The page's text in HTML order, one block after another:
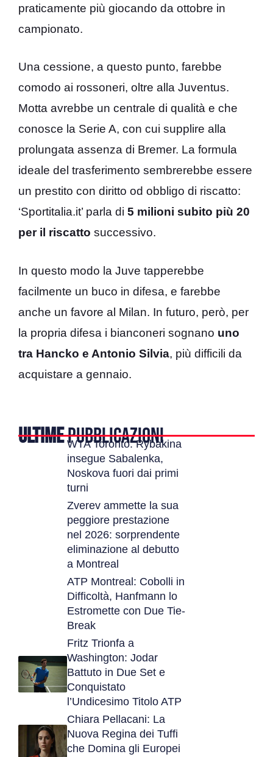
praticamente più giocando da ottobre in
campionato.
Una cessione, a questo punto, farebbe
comodo ai rossoneri, oltre alla Juventus.
Motta avrebbe un centrale di qualità e che
conosce la Serie A, con cui supplire alla
prolungata assenza di Bremer. La formula
ideale del trasferimento sembrerebbe essere
un prestito con diritto od obbligo di riscatto:
‘Sportitalia.it’ parla di 5 milioni subito più 20
per il riscatto successivo.
In questo modo la Juve tapperebbe
facilmente un buco in difesa, e farebbe
anche un favore al Milan. In futuro, però, per
la propria difesa i bianconeri sognano uno
tra Hancko e Antonio Silvia, più difficili da
acquistare a gennaio.
ULTIMEPUBBLICAZIONI
WTA Toronto: Rybakina
insegue Sabalenka,
Noskova fuori dai primi
turni
Zverev ammette la sua
peggiore prestazione
nel 2026: sorprendente
eliminazione al debutto
a Montreal
ATP Montreal: Cobolli in
Difficoltà, Hanfmann lo
Estromette con Due Tie-
Break
Fritz Trionfa a
Washington: Jodar
Battuto in Due Set e
Conquistato
l’Undicesimo Titolo ATP
Chiara Pellacani: La
Nuova Regina dei Tuffi
che Domina gli Europei